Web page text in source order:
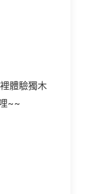
體驗獨木
~~